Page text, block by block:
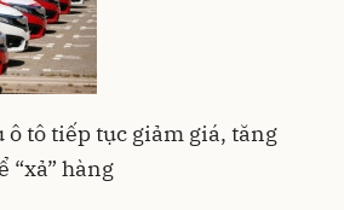
ô tô tiếp tục giảm giá, tăng
“xả” hàng